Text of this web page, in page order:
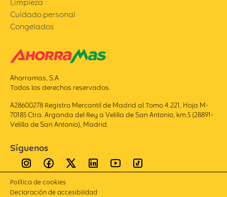
Limpieza
Cuidado personal
Congelados
Ahorramas, S.A
Todos los derechos reservados.
A28600278 Registro Mercantil de Madrid al Tomo 4.221, Hoja M-
70185 Ctra. Arganda del Rey a Velilla de San Antonio, km.5 (28891-
Velilla de San Antonio), Madrid.
Síguenos
Política de cookies
Declaración de accesibilidad